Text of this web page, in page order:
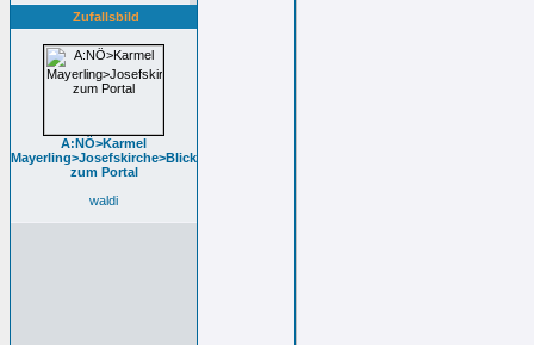
Zufallsbild
A:NÖ>Karmel
Mayerling>Josefskirche>Blick
zum Portal
waldi